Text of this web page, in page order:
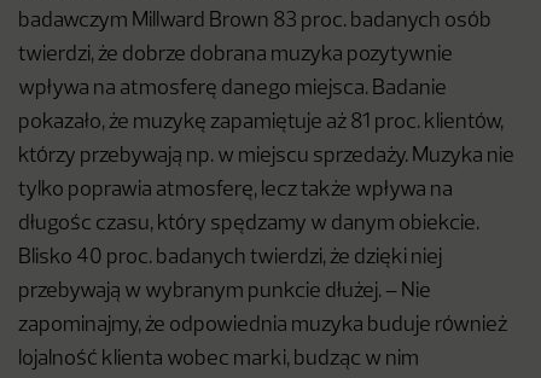
badawczym Millward Brown 83 proc. badanych osób
twierdzi, że dobrze dobrana muzyka pozytywnie
wpływa na atmosferę danego miejsca. Badanie
pokazało, że muzykę zapamiętuje aż 81 proc. klientów,
którzy przebywają np. w miejscu sprzedaży. Muzyka nie
tylko poprawia atmosferę, lecz także wpływa na
długośc czasu, który spędzamy w danym obiekcie.
Blisko 40 proc. badanych twierdzi, że dzięki niej
przebywają w wybranym punkcie dłużej. – Nie
zapominajmy, że odpowiednia muzyka buduje również
lojalność klienta wobec marki, budząc w nim